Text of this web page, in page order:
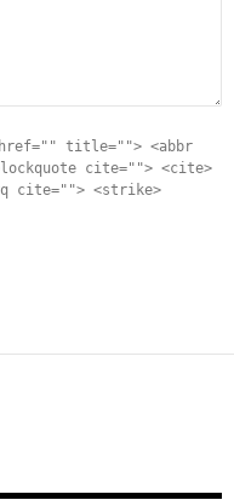
title=""> <abbr
cite=""> <cite>
cite=""> <strike>